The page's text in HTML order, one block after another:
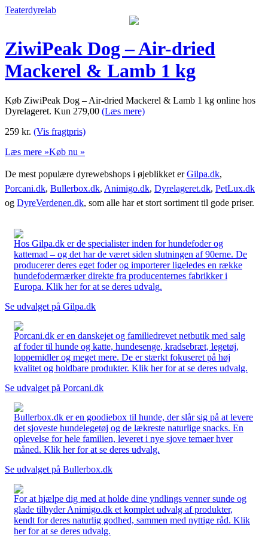
Teaterdyrelab
ZiwiPeak Dog – Air-dried
Mackerel & Lamb 1 kg
Køb ZiwiPeak Dog – Air-dried Mackerel & Lamb 1 kg online hos
Dyrelageret. Kun 279,00 (Læs mere)
259 kr. (Vis fragtpris)
Læs mere »Køb nu »
De mest populære dyrewebshops i øjeblikket erGilpa.dk,
Porcani.dk, Bullerbox.dk, Animigo.dk, Dyrelageret.dk, PetLux.dk
og DyreVerdenen.dk, som alle har et stort sortiment til gode priser.
Hos Gilpa.dk er de specialister inden for hundefoder og
kattemad – og det har de været siden slutningen af 90erne. De
producerer deres eget foder og importerer ligeledes en række
hundefodermærker direkte fra producenternes fabrikker i
Europa. Klik her for at se deres udvalg.
Se udvalget på Gilpa.dk
Porcani.dk er en danskejet og familiedrevet netbutik med salg
af foder til hunde og katte, hundesenge, kradsebræt, legetøj,
loppemidler og meget mere. De er stærkt fokuseret på høj
kvalitet og holdbare produkter. Klik her for at se deres udvalg.
Se udvalget på Porcani.dk
Bullerbox.dk er en goodiebox til hunde, der slår sig på at levere
det sjoveste hundelegetøj og de lækreste naturlige snacks. En
oplevelse for hele familien, leveret i nye sjove temaer hver
måned. Klik her for at se deres udvalg.
Se udvalget på Bullerbox.dk
For at hjælpe dig med at holde dine yndlings venner sunde og
glade tilbyder Animigo.dk et komplet udvalg af produkter,
kendt for deres naturlig godhed, sammen med nyttige råd. Klik
her for at se deres udvalg.